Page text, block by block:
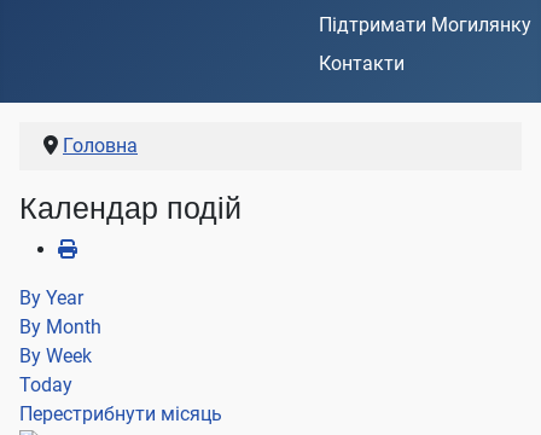
Підтримати Могилянку
Контакти
Головна
Календар подій
By Year
By Month
By Week
Today
Перестрибнути місяць